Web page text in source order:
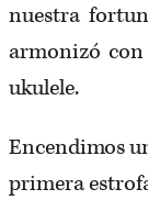
nuestra
armonizó
ukulele.
Encendimos
primera